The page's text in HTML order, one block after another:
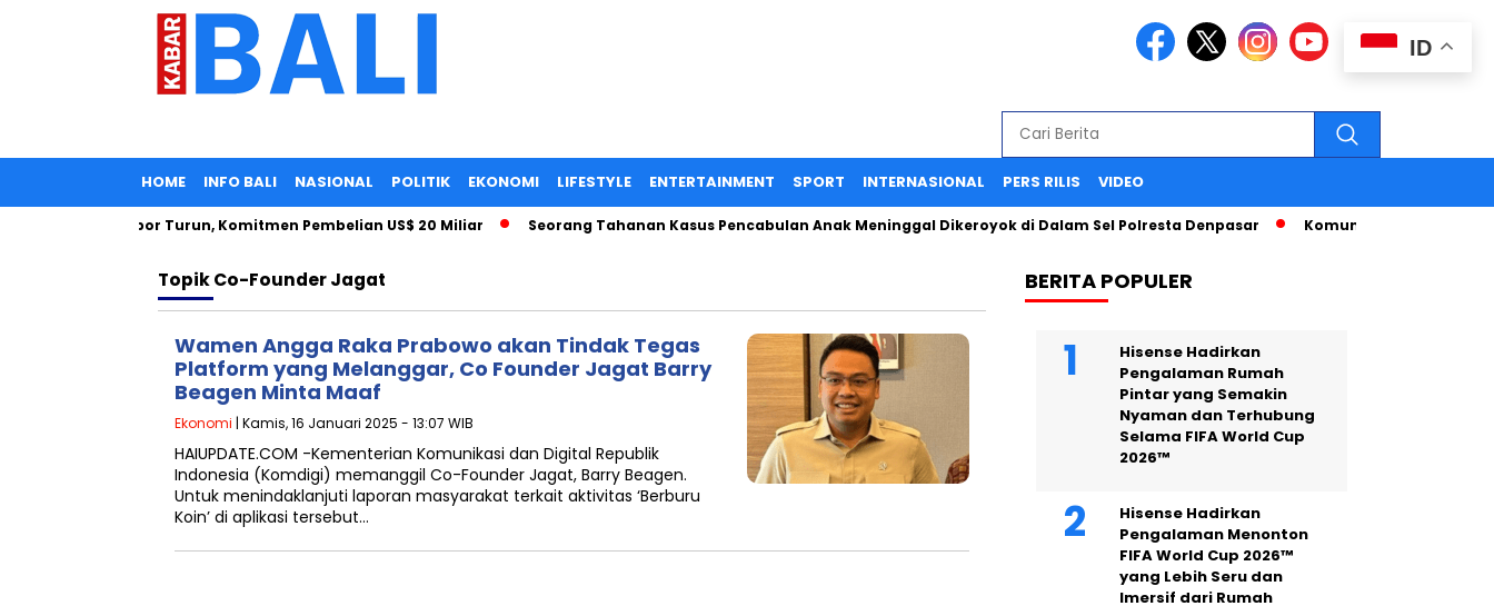
HOME INFO BALI NASIONAL POLITIK EKONOMI LIFESTYLE ENTERTAINMENT SPORT INTERNASIONAL PERS RILIS VIDEO
Tarif Impor Turun, Komitmen Pembelian US$ 20 Miliar Seorang Tahanan Kasus Pencabulan Anak Meninggal Dikeroyok di Dalam Sel Polresta Denpasar Komunikasi Strategis
TopikCo-Founder Jagat
Wamen Angga Raka Prabowo akan Tindak Tegas
Platform yang Melanggar, Co Founder Jagat Barry
Beagen Minta Maaf
Ekonomi | Kamis, 16 Januari 2025 - 13:07 WIB
HAIUPDATE.COM -Kementerian Komunikasi dan Digital Republik
Indonesia (Komdigi) memanggil Co-Founder Jagat, Barry Beagen.
Untuk menindaklanjuti laporan masyarakat terkait aktivitas ‘Berburu
Koin’ di aplikasi tersebut…
BERITA POPULER
Hisense Hadirkan
Pengalaman Rumah
Pintar yang Semakin
Nyaman dan Terhubung
Selama FIFA World Cup
2026™
Hisense Hadirkan
Pengalaman Menonton
FIFA World Cup 2026™
yang Lebih Seru dan
Imersif dari Rumah
ID